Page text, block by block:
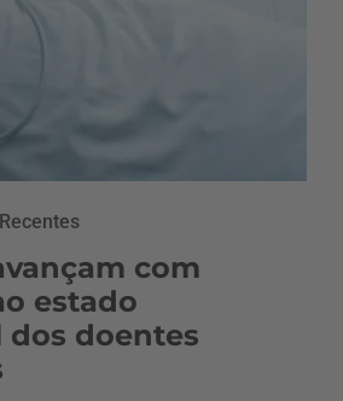
Recentes
com
estado
doentes